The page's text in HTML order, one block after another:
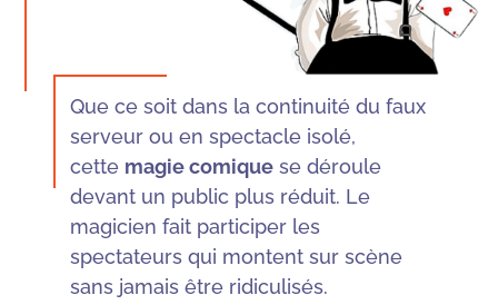
Que ce soit dans la continuité du faux
serveur ou en spectacle isolé,
cette magie comiquese déroule
devant un public plus réduit. Le
magicien fait participer les
spectateurs qui montent sur scène
sans jamais être ridiculisés.